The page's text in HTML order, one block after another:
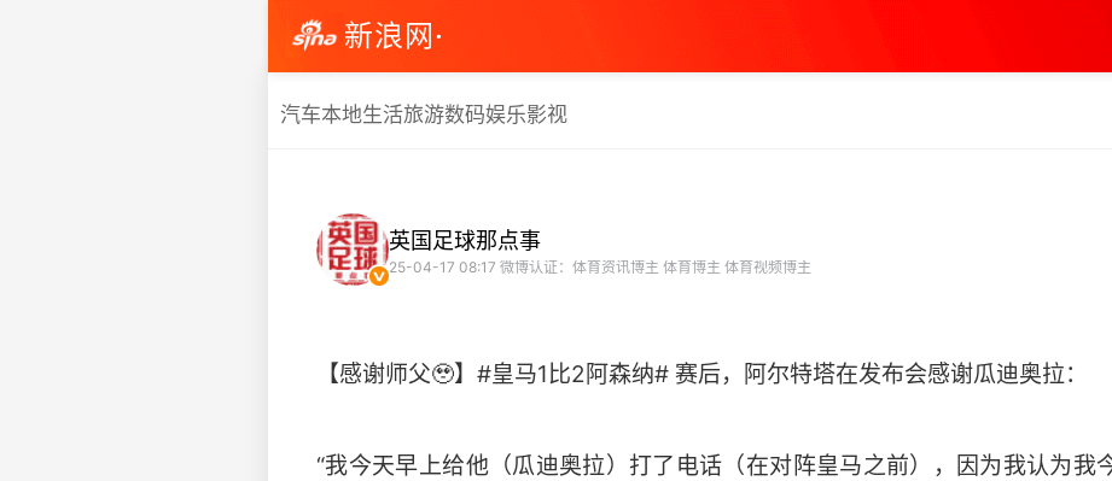
新浪网·
汽车本地生活旅游数码娱乐影视
英国足球那点事
25-04-17 08:17 微博认证：体育资讯博主 体育博主 体育视频博主
【感谢师父🥹】#皇马1比2阿森纳# 赛后，阿尔特塔在发布会感谢瓜迪奥拉：
“我今天早上给他（瓜迪奥拉）打了电话（在对阵皇马之前），因为我认为我